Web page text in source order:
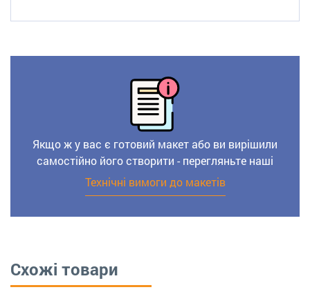
Якщо ж у вас є готовий макет або ви вирішили
самостійно його створити - перегляньте наші
Технічні вимоги до макетів
Схожі товари